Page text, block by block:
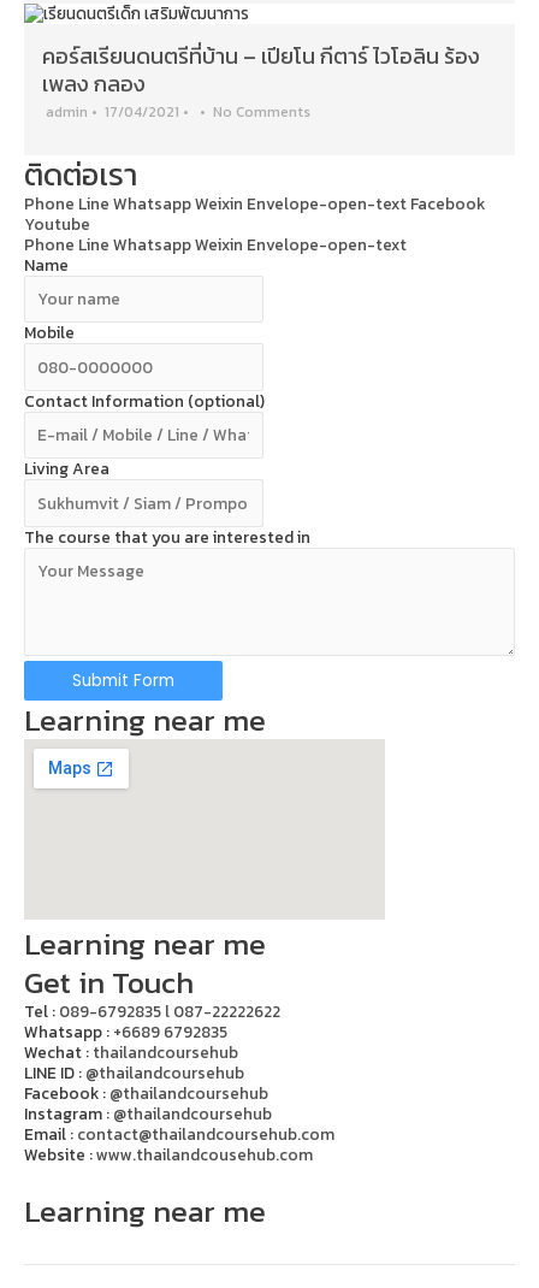
คอร์สเรียนดนตรีที่บ้าน – เปียโน กีตาร์ ไวโอลิน ร้อง
เพลง กลอง
admin • 17/04/2021 • • No Comments
ติดต่อเรา
Phone Line WhatsappWeixin Envelope-open-text Facebook
Youtube
Phone Line WhatsappWeixin Envelope-open-text
Name
Mobile
Contact Information (optional)
Living Area
The course that you are interested in
Submit Form
Learning near me
Learning near me
Get in Touch
Tel : 089-6792835 l 087-22222622
Whatsapp : +6689 6792835
Wechat : thailandcoursehub
LINE ID : @thailandcoursehub
Facebook : @thailandcoursehub
Instagram : @thailandcoursehub
Email : contact@thailandcoursehub.com
Website :www.thailandcousehub.com
Learning near me